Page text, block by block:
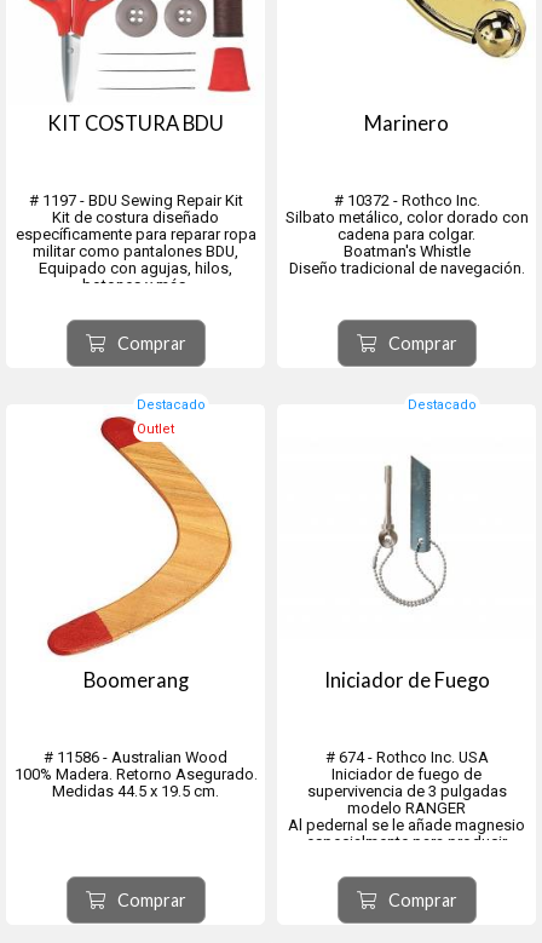
KIT COSTURA BDU
# 1197 - BDU Sewing Repair Kit
Kit de costura diseñado
específicamente para reparar ropa
militar como pantalones BDU,
Equipado con agujas, hilos,
botones y más.
para combinar con la mayoría de
los patrones de camuflaje (caqui,
verde oliva y marrón claro)
5 botones...
Comprar
Marinero
# 10372 - Rothco Inc.
Silbato metálico, color dorado con
cadena para colgar.
Boatman's Whistle
Diseño tradicional de navegación.
Comprar
Destacado
Outlet
Boomerang
# 11586 - Australian Wood
100% Madera. Retorno Asegurado.
Medidas 44.5 x 19.5 cm.
Comprar
Destacado
Iniciador de Fuego
# 674 - Rothco Inc. USA
Iniciador de fuego de
supervivencia de 3 pulgadas
modelo RANGER
Al pedernal se le añade magnesio
especialmente para producir
Comprar